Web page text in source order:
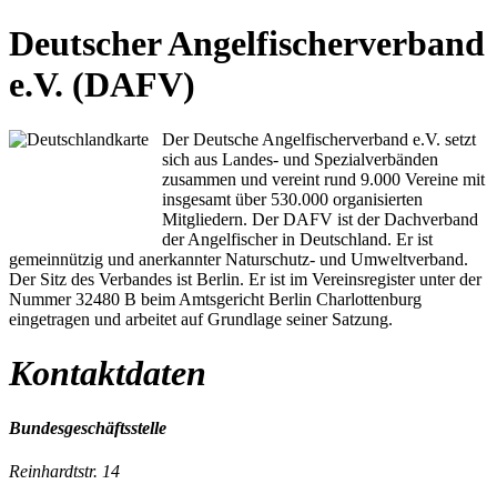
Deutscher Angelfischerverband
e.V. (DAFV)
Der Deutsche Angelfischerverband e.V. setzt
sich aus Landes- und Spezialverbänden
zusammen und vereint rund 9.000 Vereine mit
insgesamt über 530.000 organisierten
Mitgliedern. Der DAFV ist der Dachverband
der Angelfischer in Deutschland. Er ist
gemeinnützig und anerkannter Naturschutz- und Umweltverband.
Der Sitz des Verbandes ist Berlin. Er ist im Vereinsregister unter der
Nummer 32480 B beim Amtsgericht Berlin Charlottenburg
eingetragen und arbeitet auf Grundlage seiner Satzung.
Kontaktdaten
Bundesgeschäftsstelle
Reinhardtstr. 14